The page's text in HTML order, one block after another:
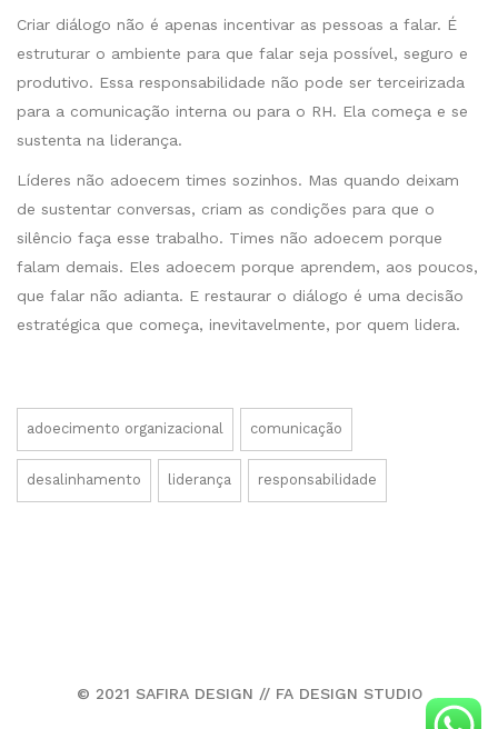
Criar diálogo não é apenas incentivar as pessoas a falar. É
estruturar o ambiente para que falar seja possível, seguro e
produtivo. Essa responsabilidade não pode ser terceirizada
para a comunicação interna ou para o RH. Ela começa e se
sustenta na liderança.
Líderes não adoecem times sozinhos. Mas quando deixam
de sustentar conversas, criam as condições para que o
silêncio faça esse trabalho. Times não adoecem porque
falam demais. Eles adoecem porque aprendem, aos poucos,
que falar não adianta. E restaurar o diálogo é uma decisão
estratégica que começa, inevitavelmente, por quem lidera.
adoecimento organizacional comunicação
desalinhamento liderança responsabilidade
© 2021 SAFIRA DESIGN // FA DESIGN STUDIO